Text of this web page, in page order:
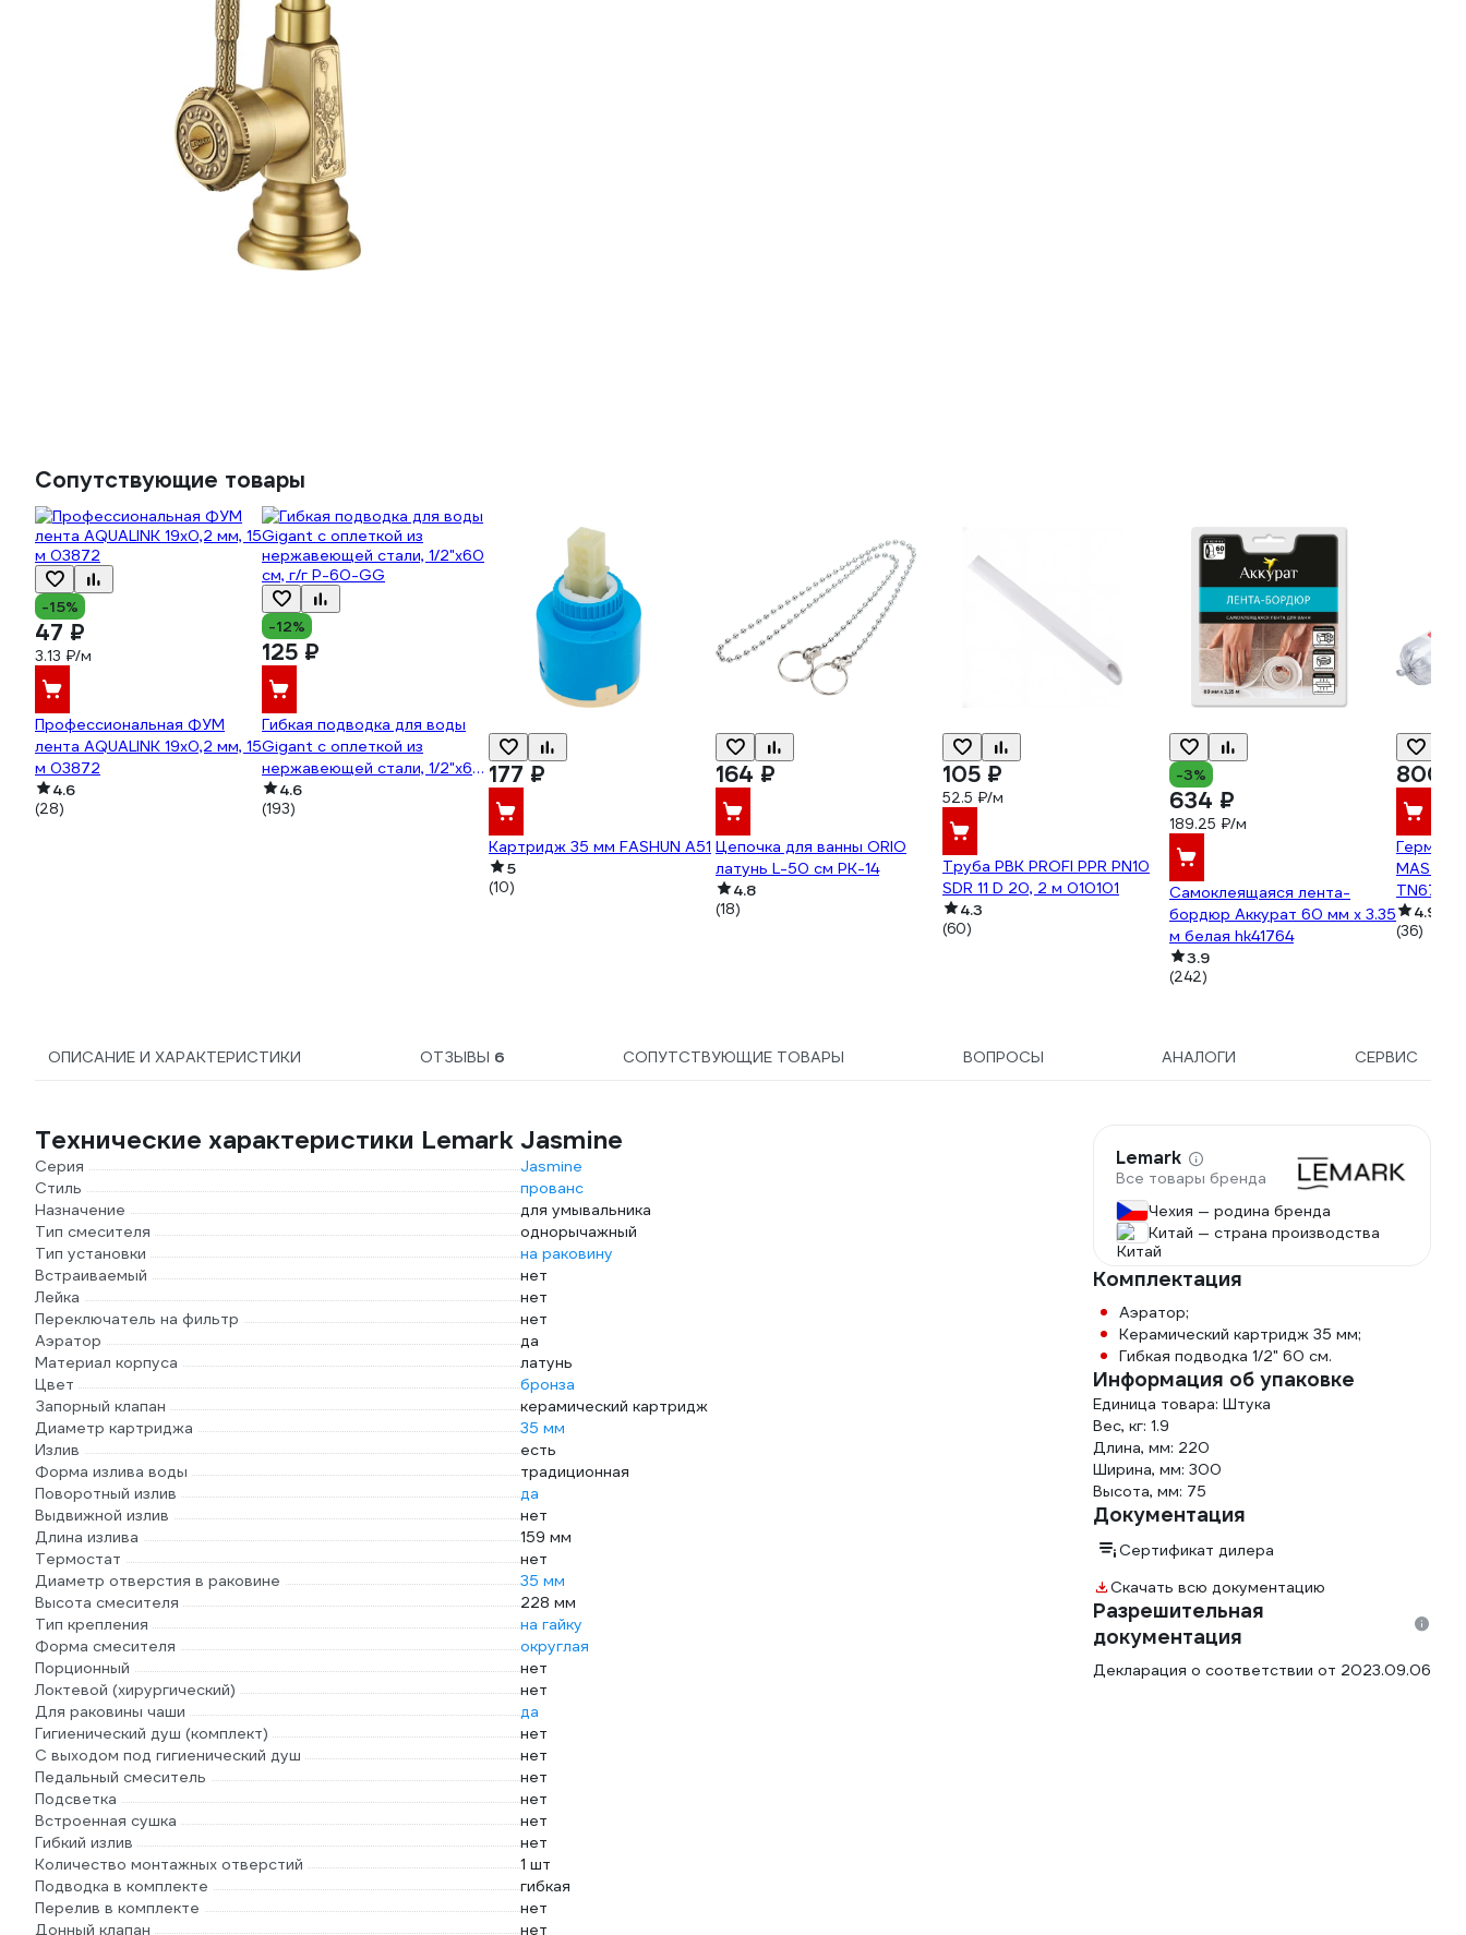
Сопутствующие товары
-15%
47 ₽
3.13 ₽/м
Профессиональная ФУМ
лента AQUALINK 19х0,2 мм, 15
м 03872
4.6
(28)
-12%
125 ₽
Гибкая подводка для воды
Gigant с оплеткой из
нержавеющей стали, 1/2"х60
см, г/г P-60-GG
4.6
(193)
177 ₽
Картридж 35 мм FASHUN A51
5
(10)
164 ₽
Цепочка для ванны ORIO
латунь L-50 см РК-14
4.8
(18)
105 ₽
52.5 ₽/м
Труба РВК PROFI PPR PN10
SDR 11 D 20, 2 м 010101
4.3
(60)
-3%
634 ₽
189.25 ₽/м
Самоклеящаяся лента-
бордюр Аккурат 60 мм x 3.35
м белая hk41764
3.9
(242)
800 ₽
4.9
(36)
ОПИСАНИЕ И ХАРАКТЕРИСТИКИ ОТЗЫВЫ 6 СОПУТСТВУЮЩИЕ ТОВАРЫ ВОПРОСЫ АНАЛОГИ СЕРВИС
Технические характеристики Lemark Jasmine
Серия
Jasmine
Стиль
прованс
Назначение
для умывальника
Тип смесителя
однорычажный
Тип установки
на раковину
Встраиваемый
нет
Лейка
нет
Переключатель на фильтр
нет
Аэратор
да
Материал корпуса
латунь
Цвет
бронза
Запорный клапан
керамический картридж
Диаметр картриджа
35 мм
Излив
есть
Форма излива воды
традиционная
Поворотный излив
да
Выдвижной излив
нет
Длина излива
159 мм
Термостат
нет
Диаметр отверстия в раковине
35 мм
Высота смесителя
228 мм
Тип крепления
на гайку
Форма смесителя
округлая
Порционный
нет
Локтевой (хирургический)
нет
Для раковины чаши
да
Гигиенический душ (комплект)
нет
С выходом под гигиенический душ
нет
Педальный смеситель
нет
Подсветка
нет
Встроенная сушка
нет
Гибкий излив
нет
Количество монтажных отверстий
1 шт
Подводка в комплекте
гибкая
Перелив в комплекте
нет
Донный клапан
нет
Lemark
Все товары бренда
Чехия — родина бренда
Китай — страна производства
Комплектация
Аэратор;
Керамический картридж 35 мм;
Гибкая подводка 1/2" 60 см.
Информация об упаковке
Единица товара: Штука
Вес, кг: 1.9
Длина, мм: 220
Ширина, мм: 300
Высота, мм: 75
Документация
Сертификат дилера
Скачать всю документацию
Разрешительная
документация
Декларация о соответствии от 2023.09.06